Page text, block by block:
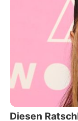
Diesen